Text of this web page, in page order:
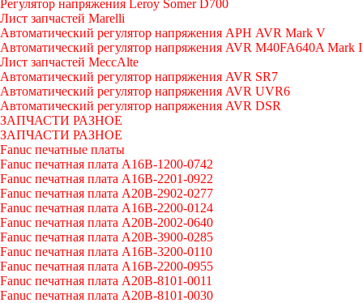
Регулятор напряжения Leroy Somer D700
Лист запчастей Marelli
Автоматический регулятор напряжения АРН AVR Mark V
Автоматический регулятор напряжения AVR M40FA640A Mark I
Лист запчастей MeccAlte
Автоматический регулятор напряжения AVR SR7
Автоматический регулятор напряжения AVR UVR6
Автоматический регулятор напряжения AVR DSR
ЗАПЧАСТИ РАЗНОЕ
ЗАПЧАСТИ РАЗНОЕ
Fanuc печатные платы
Fanuc печатная плата A16B-1200-0742
Fanuc печатная плата A16B-2201-0922
Fanuc печатная плата A20B-2902-0277
Fanuc печатная плата A16B-2200-0124
Fanuc печатная плата A20B-2002-0640
Fanuc печатная плата A20B-3900-0285
Fanuc печатная плата A16B-3200-0110
Fanuc печатная плата A16B-2200-0955
Fanuc печатная плата A20B-8101-0011
Fanuc печатная плата A20B-8101-0030